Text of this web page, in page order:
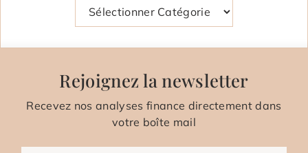
Rejoignez la newsletter
Recevez nos analyses finance directement dans
votre boîte mail